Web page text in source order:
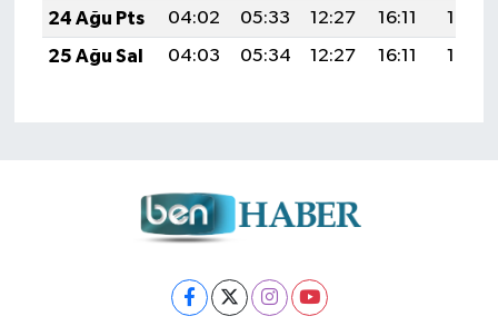
24 Ağu Pts
04:02 05:33 12:27 16:11
19:12
25 Ağu Sal
04:03 05:34 12:27 16:11 19:10